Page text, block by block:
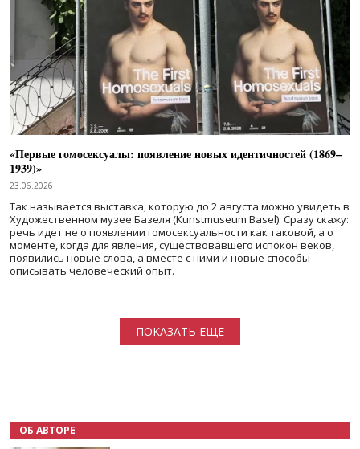
«Первые гомосексуалы: появление новых идентичностей (1869–
1939)»
23.06.2026
Так называется выставка, которую до 2 августа можно увидеть в
Художественном музее Базеля (Kunstmuseum Basel). Сразу скажу:
речь идет не о появлении гомосексуальности как таковой, а о
моменте, когда для явления, существовавшего испокон веков,
появились новые слова, а вместе с ними и новые способы
описывать человеческий опыт.
ПОКАЗАТЬ ЕЩЕ
ОБ АВТОРЕ